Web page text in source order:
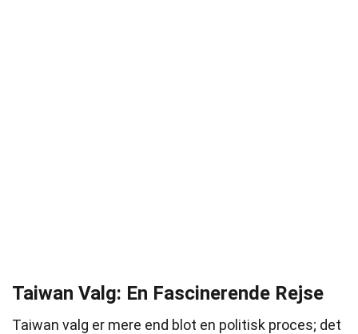
Taiwan Valg: En Fascinerende Rejse
Taiwan valg er mere end blot en politisk proces; det